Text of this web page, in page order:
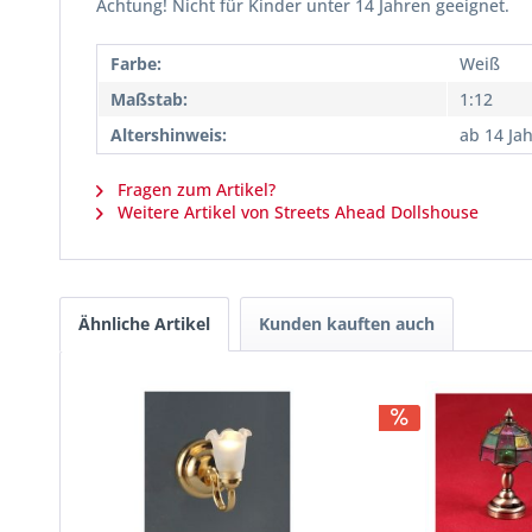
Achtung! Nicht für Kinder unter 14 Jahren geeignet.
Farbe:
Weiß
Maßstab:
1:12
Altershinweis:
ab 14
Fragen zum Artikel?
Weitere Artikel von Streets Ahead Dollshouse
Ähnliche Artikel Kunden kauften auch